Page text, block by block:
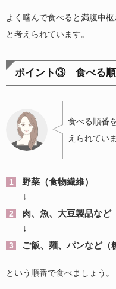
よく噛んで食べると満腹中枢
と考えられています。
ポイント③ 食べる順
食べる順番
えられてい
野菜（食物繊維）
↓
肉、魚、大豆製品など
↓
ご飯、麺、パンなど（
という順番で食べましょう。